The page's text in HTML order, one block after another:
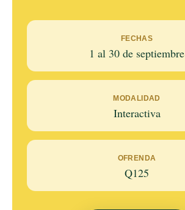
FECHAS
1 al 30 de septiembre
MODALIDAD
Interactiva
OFRENDA
Q125